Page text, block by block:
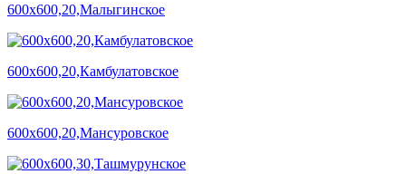
600х600,20,Малыгинское
600х600,20,Камбулатовское
600х600,20,Мансуровское